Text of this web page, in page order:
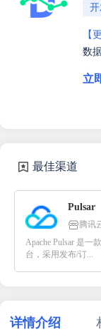
【
数
立
最佳渠道
Pulsar
腾讯
Apache Pulsar 是一
台，采用发布/订...
详情介绍